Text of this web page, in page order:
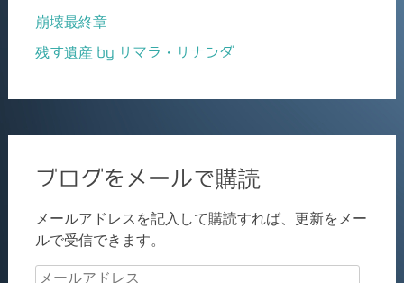
崩壊最終章
残す遺産 by サマラ・サナンダ
ブログをメールで購読
メールアドレスを記入して購読すれば、更新をメー
ルで受信できます。
メ